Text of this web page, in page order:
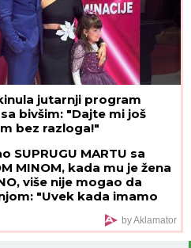
jutarnji program
bivšim: "Dajte mi još
bez razloga!"
SUPRUGU MARTU sa
MINOM, kada mu je žena
više nije mogao da
"Uvek kada imamo
ja zamišljam...",
SMRTI pao u očajby Aklamator